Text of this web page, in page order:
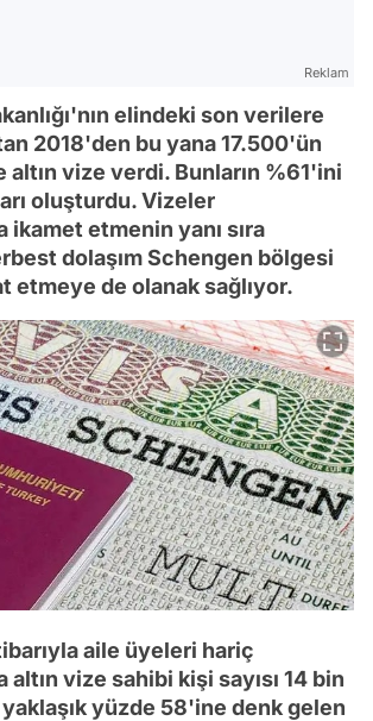
Reklam
elindeki son verilere
2018'den bu yana 17.500'ün
altın vize verdi. Bunların %61'ini
oluşturdu. Vizeler
ikamet etmenin yanı sıra
dolaşım Schengen bölgesi
etmeye de olanak sağlıyor.
aile üyeleri hariç
vize sahibi kişi sayısı 14 bin
yüzde 58'ine denk gelen